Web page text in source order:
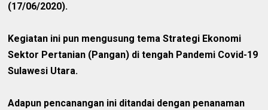
(17/06/2020).
Kegiatan ini pun mengusung tema Strategi Ekonomi
Sektor Pertanian (Pangan) di tengah Pandemi Covid-19
Sulawesi Utara.
Adapun pencanangan ini ditandai dengan penanaman